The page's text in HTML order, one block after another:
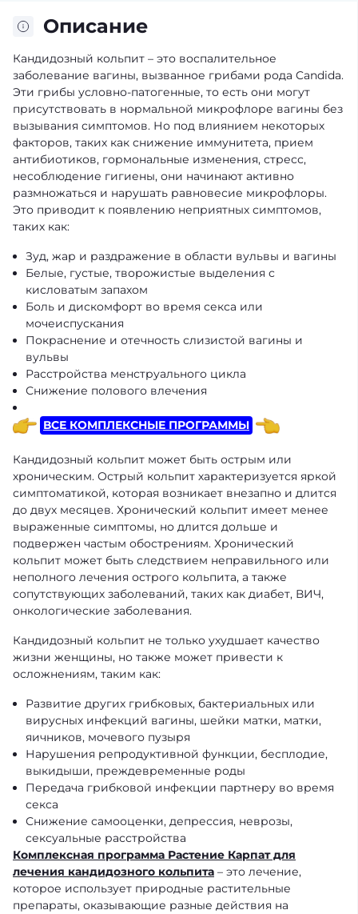
Описание
Кандидозный кольпит – это воспалительное
заболевание вагины, вызванное грибами рода Candida.
Эти грибы условно-патогенные, то есть они могут
присутствовать в нормальной микрофлоре вагины без
вызывания симптомов. Но под влиянием некоторых
факторов, таких как снижение иммунитета, прием
антибиотиков, гормональные изменения, стресс,
несоблюдение гигиены, они начинают активно
размножаться и нарушать равновесие микрофлоры.
Это приводит к появлению неприятных симптомов,
таких как:
Зуд, жар и раздражение в области вульвы и вагины
Белые, густые, творожистые выделения с
кисловатым запахом
Боль и дискомфорт во время секса или
мочеиспускания
Покраснение и отечность слизистой вагины и
вульвы
Расстройства менструального цикла
Снижение полового влечения
ВСЕ КОМПЛЕКСНЫЕ ПРОГРАММЫ
Кандидозный кольпит может быть острым или
хроническим. Острый кольпит характеризуется яркой
симптоматикой, которая возникает внезапно и длится
до двух месяцев. Хронический кольпит имеет менее
выраженные симптомы, но длится дольше и
подвержен частым обострениям. Хронический
кольпит может быть следствием неправильного или
неполного лечения острого кольпита, а также
сопутствующих заболеваний, таких как диабет, ВИЧ,
онкологические заболевания.
Кандидозный кольпит не только ухудшает качество
жизни женщины, но также может привести к
осложнениям, таким как:
Развитие других грибковых, бактериальных или
вирусных инфекций вагины, шейки матки, матки,
яичников, мочевого пузыря
Нарушения репродуктивной функции, бесплодие,
выкидыши, преждевременные роды
Передача грибковой инфекции партнеру во время
секса
Снижение самооценки, депрессия, неврозы,
сексуальные расстройства
Комплексная программа Растение Карпат для
лечения кандидозного кольпита – это лечение,
которое использует природные растительные
препараты, оказывающие разные действия на